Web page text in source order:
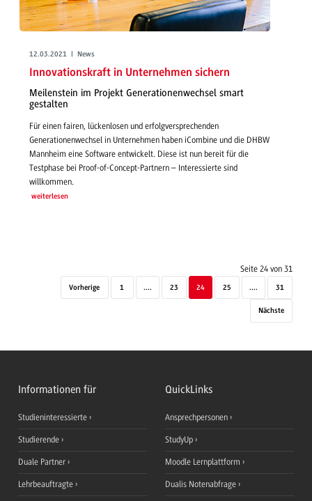
12.03.2021 | News
Innovationskraft in Unternehmen sichern
Meilenstein im Projekt Generationenwechsel smart
gestalten
Für einen fairen, lückenlosen und erfolgversprechenden
Generationenwechsel in Unternehmen haben iCombine und die DHBW
Mannheim eine Software entwickelt. Diese ist nun bereit für die
Testphase bei Proof-of-Concept-Partnern – Interessierte sind
willkommen.
weiterlesen
Seite 24 von 31
Vorherige 1 .... 23 24 25 .... 31
Nächste
Informationen für
Studieninteressierte
Studierende
Duale Partner
Lehrbeauftragte
QuickLinks
Ansprechpersonen
StudyUp
Moodle Lernplattform
Dualis Notenabfrage